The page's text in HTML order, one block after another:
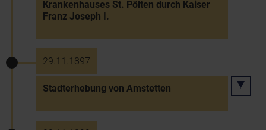
Krankenhauses St. Pölten durch Kaiser
Franz Joseph I.
29.11.1897
Stadterhebung von Amstetten